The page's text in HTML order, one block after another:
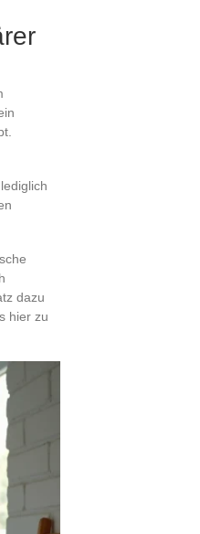
dazu
hier zu